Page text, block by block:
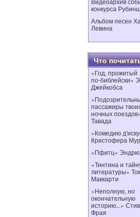
конкурса
Альбом песен
Левина
Что
«Год, прожитый
по‑библейски»
Джейкобса
пассажиры
ночных
Тавада
«Комедию
Кристофера
«Пфитц»
«Тинтина и
литературы»
Маккарти
«Неполную, но
окончательную
историю...»
Фрая